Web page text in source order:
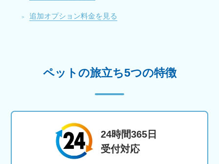
追加オプション料金を見る
ペットの旅立ち5つの特徴
24時間365日
受付対応